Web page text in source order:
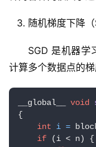
随机梯度下降（
SGD 是机器学
计算多个数据点的
__global__ void
{
int
i =
if (i < n) {